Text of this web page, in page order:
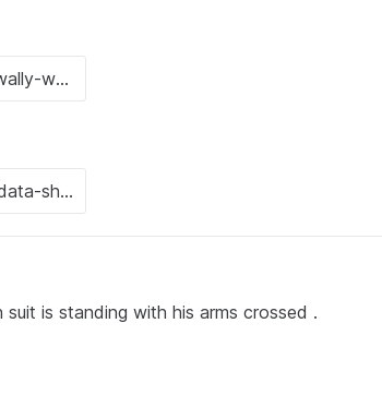
is standing with his arms crossed .